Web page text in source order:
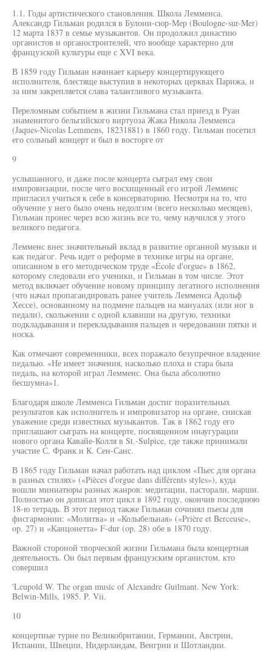
1.1. Годы артистического становления. Школа Лемменса.
Александр Гильман родился в Булони-сюр-Мер (Boulogne-sur-Mer)
12 марта 1837 в семье музыкантов. Он продолжил династию
органистов и органостроителей, что вообще характерно для
французской культуры еще с XVI века.
В 1859 году Гильман начинает карьеру концертирующего
исполнителя, блестяще выступив в некоторых церквах Парижа, и
за ним закрепляется слава талантливого музыканта.
Переломным событием в жизни Гильмана стал приезд в Руан
знаменитого бельгийского виртуоза Жака Никола Лемменса
(Jaques-Nicolas Lemmens, 18231881) в 1860 году. Гильман посетил
его сольный концерт и был в восторге от
9
услышанного, и даже после концерта сыграл ему свои
импровизации, после чего восхищенный его игрой Лемменс
пригласил учиться к себе в консерваторию. Несмотря на то, что
обучение у него было очень недолгим (всего несколько месяцев),
Гильман пронес через всю жизнь все то, чему научился у этого
великого педагога.
Лемменс внес значительный вклад в развитие органной музыки и
как педагог. Речь идет о реформе в технике игры на органе,
описанном в его методическом труде «École d'orgue» в 1862,
которому следовали его ученики, и Гильман в том числе. Этот
метод включает обучение новому принципу легатного исполнения
(что начал пропагандировать ранее учитель Лемменса Адольф
Хессе), основанному на подмене пальцев на мануалах (или ног в
педали), скольжении с одной клавиши на другую, техники
подкладывания и перекладывания пальцев и чередовании пятки и
носка.
Как отмечают современники, всех поражало безупречное владение
педалью. «Не имеет значения, насколько плоха и стара была
педаль, на которой играл Лемменс. Она была абсолютно
бесшумна»1.
Благодаря школе Лемменса Гильман достиг поразительных
результатов как исполнитель и импровизатор на органе, снискав
уважение среди известных музыкантов. Так в 1862 году его
приглашают сыграть на концерте, посвященном инаугурации
нового органа Кавайе-Колля в St.-Sulpice, где также принимали
участие С. Франк и К. Сен-Санс.
В 1865 году Гильман начал работать над циклом «Пьес для органа
в разных стилях» («Pièces d'orgue dans différents styles»), куда
вошли миниатюры разных жанров: медитации, пасторали, марши.
Полностью он дописал этот цикл в 1892 году, окончив последнюю
18-ю тетрадь. В этот период также Гильман сочинял пьесы для
фисгармонии: «Молитва» и «Колыбельная» («Prière et Berceuse»,
op. 27) и «Канцонетта» F-dur (op. 28) обе в 1870 году.
Важной стороной творческой жизни Гильмана была концертная
деятельность. Он был первым французским органистом, кто
совершил
'Leupold W. The organ music of Alexandre Guilmant. New York:
Belwin-Mills, 1985. P. Vii.
10
концертные турне по Великобритании, Германии, Австрии,
Испании, Швеции, Нидерландам, Венгрии и Шотландии.